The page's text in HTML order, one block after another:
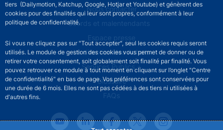
tiers (Dailymotion, Katchup, Google, Hotjar et Youtube) et génèrent des
cookies pour des finalités qui leur sont propres, conformément à leur
politique de confidentialité.
Si vous ne cliquez pas sur "Tout accepter", seul les cookies requis seront
utilisés. Le module de gestion des cookies vous permet de donner ou de
retirer votre consentement, soit globalement soit finalité par finalité. Vous
pouvez retrouver ce module à tout moment en cliquant sur l’onglet "Centre
de confidentialité" en bas de page. Vos préférences sont conservées pour
une durée de 6 mois. Elles ne sont pas cédées à des tiers ni utilisées à
d'autres fins.
Footer secondary menuNous contacter
Sourds et malentendants
Espace presse
La direction des Achats
Services Publics +
Glossaire
FAQs